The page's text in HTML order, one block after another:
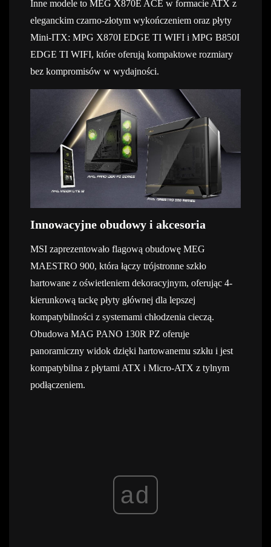
Inne modele to MEG X870E ACE w formacie ATX z
eleganckim czarno-złotym wykończeniem oraz płyty
Mini-ITX: MPG X870I EDGE TI WIFI i MPG B850I
EDGE TI WIFI, które oferują kompaktowe rozmiary
bez kompromisów w wydajności.
Innowacyjne obudowy i akcesoria
MSI zaprezentowało flagową obudowę MEG
MAESTRO 900, która łączy trójstronne szkło
hartowane z oświetleniem dekoracyjnym, oferując 4-
kierunkową tackę płyty głównej dla lepszej
kompatybilności z systemami chłodzenia cieczą.
Obudowa MAG PANO 130R PZ oferuje
panoramiczny widok dzięki hartowanemu szkłu i jest
kompatybilna z płytami ATX i Micro-ATX z tylnym
podłączeniem.
ad